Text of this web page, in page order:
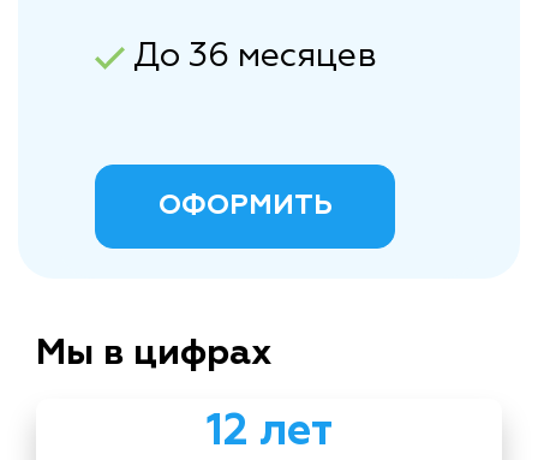
До 36 месяцев
ОФОРМИТЬ
Мы в цифрах
12 лет